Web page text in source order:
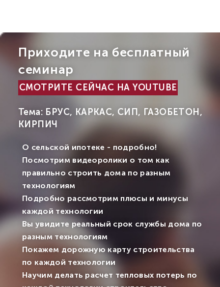
Приходите на бесплатный
семинар
СМОТРИТЕ СЕЙЧАС НА YOUTUBE
Тема: БРУС, КАРКАС, СИП, ГАЗОБЕТОН,
КИРПИЧ
О сельской ипотеке - подробно!
Посмотрим видеоролики о том как
правильно строить дома по разным
технологиям
Подробно рассмотрим плюсы и минусы
каждой технологии
Вы увидите реальный срок службы дома по
разным технологиям
Покажем дорожную карту строительства
по каждой технологии
Научим делать расчет тепловых потерь по